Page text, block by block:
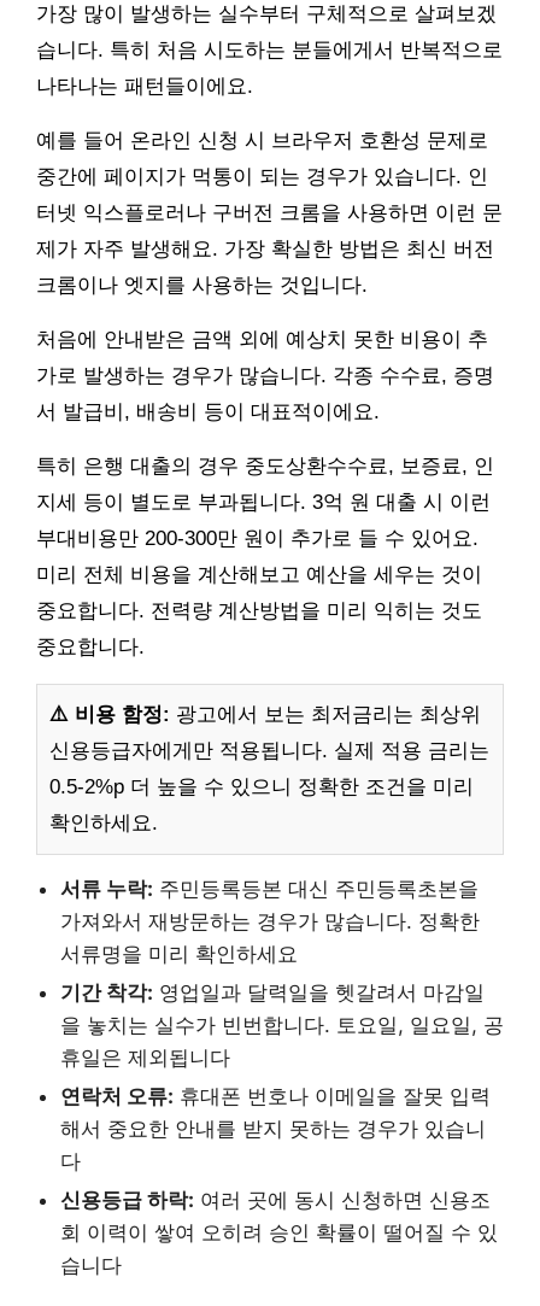
가장 많이 발생하는 실수부터 구체적으로 살펴보겠
습니다. 특히 처음 시도하는 분들에게서 반복적으로
나타나는 패턴들이에요.
예를 들어 온라인 신청 시 브라우저 호환성 문제로
중간에 페이지가 먹통이 되는 경우가 있습니다. 인
터넷 익스플로러나 구버전 크롬을 사용하면 이런 문
제가 자주 발생해요. 가장 확실한 방법은 최신 버전
크롬이나 엣지를 사용하는 것입니다.
처음에 안내받은 금액 외에 예상치 못한 비용이 추
가로 발생하는 경우가 많습니다. 각종 수수료, 증명
서 발급비, 배송비 등이 대표적이에요.
특히 은행 대출의 경우 중도상환수수료, 보증료, 인
지세 등이 별도로 부과됩니다. 3억 원 대출 시 이런
부대비용만 200-300만 원이 추가로 들 수 있어요.
미리 전체 비용을 계산해보고 예산을 세우는 것이
중요합니다. 전력량 계산방법을 미리 익히는 것도
중요합니다.
⚠️ 비용 함정: 광고에서 보는 최저금리는 최상위
신용등급자에게만 적용됩니다. 실제 적용 금리는
0.5-2%p 더 높을 수 있으니 정확한 조건을 미리
확인하세요.
서류 누락: 주민등록등본 대신 주민등록초본을
가져와서 재방문하는 경우가 많습니다. 정확한
서류명을 미리 확인하세요
기간 착각: 영업일과 달력일을 헷갈려서 마감일
을 놓치는 실수가 빈번합니다. 토요일, 일요일, 공
휴일은 제외됩니다
연락처 오류: 휴대폰 번호나 이메일을 잘못 입력
해서 중요한 안내를 받지 못하는 경우가 있습니
다
신용등급 하락: 여러 곳에 동시 신청하면 신용조
회 이력이 쌓여 오히려 승인 확률이 떨어질 수 있
습니다